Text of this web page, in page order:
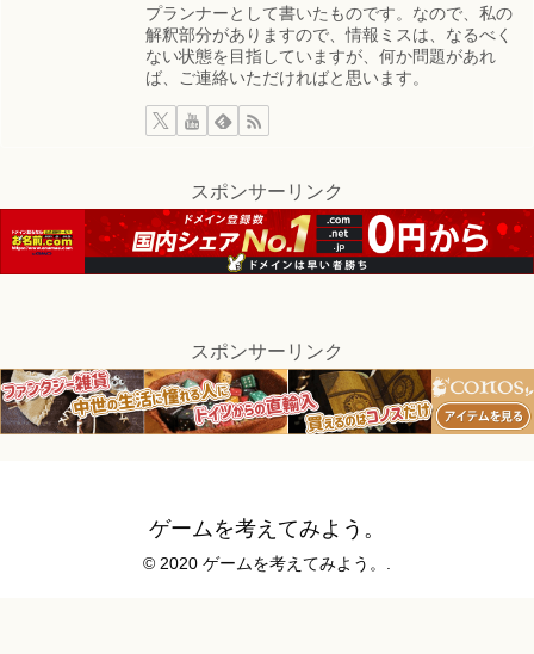
プランナーとして書いたものです。なので、私の
解釈部分がありますので、情報ミスは、なるべく
ない状態を目指していますが、何か問題があれ
ば、ご連絡いただければと思います。
スポンサーリンク
スポンサーリンク
ゲームを考えてみよう。
© 2020 ゲームを考えてみよう。.